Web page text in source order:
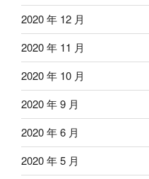
2020 年 12 月
2020 年 11 月
2020 年 10 月
2020 年 9 月
2020 年 6 月
2020 年 5 月